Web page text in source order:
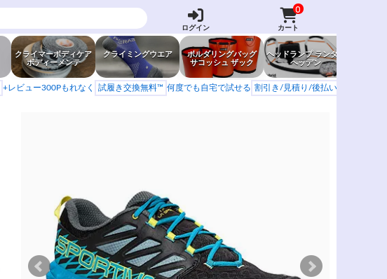
ログイン
0
カート
クライマーボディケア
ボディーメンテ
クライミングウエア
ボルダリングバッグ
サコッシュ ザック
ヘッドランプ ランタン
ヘッデン
+レビュー300Pもれなく 試履き交換無料™ 何度でも自宅で試せる 割引き/見積り/後払い